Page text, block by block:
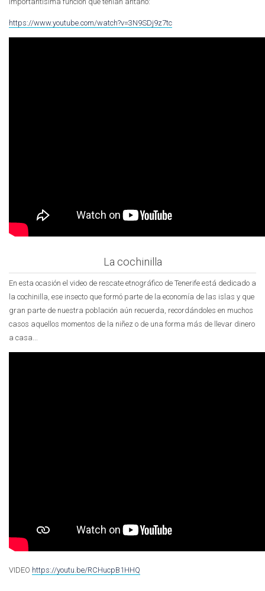
https://www.youtube.com/watch?v=3N9SDj9z7tc
La cochinilla
En esta ocasión el video de rescate etnográfico de Tenerife está dedicado a
la cochinilla, ese insecto que formó parte de la economía de las islas y que
gran parte de nuestra población aún recuerda, recordándoles en muchos
casos aquellos momentos de la niñez o de una forma más de llevar dinero
a casa...
VIDEO https://youtu.be/RCHucpB1HHQ